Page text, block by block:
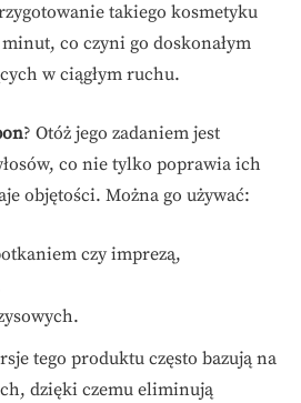
takiego kosmetyku
co czyni go doskonałym
w ciągłym ruchu.
? Otóż jego zadaniem jest
co nie tylko poprawia ich
objętości. Można go używać:
czy imprezą,
tego produktu często bazują na
dzięki czemu eliminują